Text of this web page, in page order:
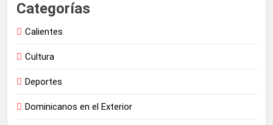
Categorías
Calientes
Cultura
Deportes
Dominicanos en el Exterior